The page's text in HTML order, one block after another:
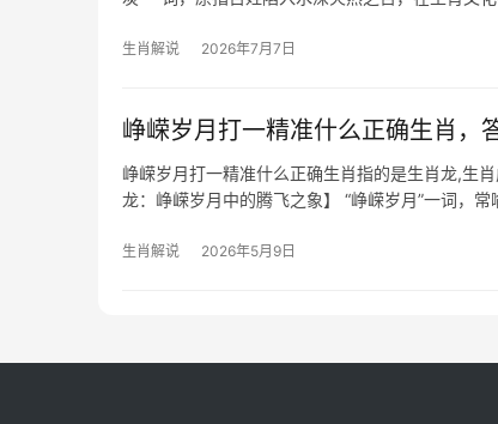
生肖解说 2026年7月7日
峥嵘岁月打一精准什么正确生肖，
峥嵘岁月打一精准什么正确生肖指的是生肖龙,生
龙：峥嵘岁月中的腾飞之象】 “峥嵘岁月”一词，
生肖解说 2026年5月9日